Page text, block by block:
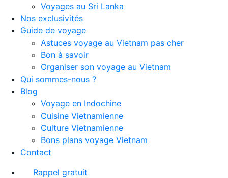
Voyages au Sri Lanka
Nos exclusivités
Guide de voyage
Astuces voyage au Vietnam pas cher
Bon à savoir
Organiser son voyage au Vietnam
Qui sommes-nous ?
Blog
Voyage en Indochine
Cuisine Vietnamienne
Culture Vietnamienne
Bons plans voyage Vietnam
Contact
Rappel gratuit